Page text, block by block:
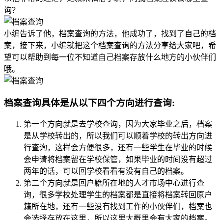
询？
小编告诉了他，档案查询的方法，他成功了，找到了自己的档
案，接下来，小编就把这个档案查询的方法分享给大家吧，希
望可以帮助到每一位不知道自己档案存放什么地方的小伙伴们
哦。
档案查询具体是从以下四个方向进行查询:
第一个方向就是去学校查询，因为大家毕业之后，档案
是从学校转出的，所以我们可以顺着学校的转出方向进
行查询，这样会方便很多，还有一些学生在毕业的时候
会申请将档案留在学校保管，如果毕业的时间没有超过
两年的话，可以回学校看看有没有自己的档案。
第二个方向就是回户籍所在地的人才市场中心进行查
询，很多学校处理学生的档案都是直接将档案转回原户
籍所在地，还有一些没有找到工作的小伙伴们，档案也